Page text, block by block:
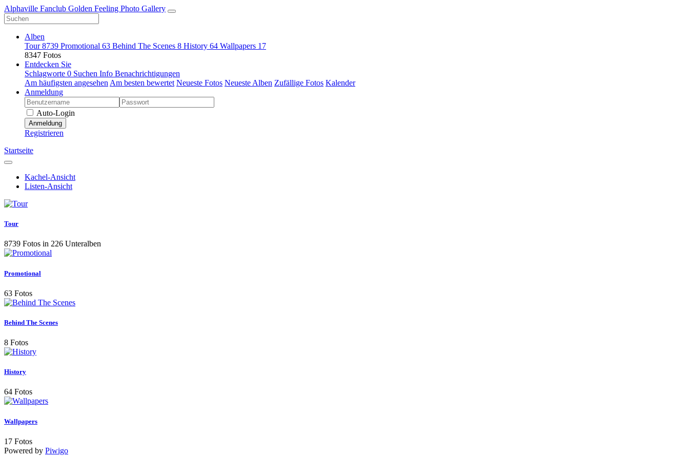
Alphaville Fanclub Golden Feeling Photo Gallery
Alben
Tour8739 Promotional 63 Behind The Scenes 8 History 64 Wallpapers 17
8347 Fotos
Entdecken Sie
Schlagworte 0 Suchen Info Benachrichtigungen
Am häufigsten angesehen Am besten bewertet Neueste Fotos Neueste Alben Zufällige Fotos Kalender
Anmeldung
Auto-Login
Anmeldung
Registrieren
Startseite
Kachel-Ansicht
Listen-Ansicht
Tour
8739 Fotos in 226 Unteralben
Promotional
63 Fotos
Behind The Scenes
8 Fotos
History
64 Fotos
Wallpapers
17 Fotos
Powered by Piwigo